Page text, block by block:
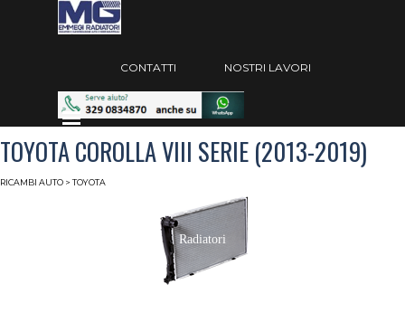
Vai ai contenuti
Salta menù
CONTATTI NOSTRI LAVORI
Salta menù
TOYOTA COROLLA VIII SERIE (2013-2019)
RICAMBI AUTO > TOYOTA
Radiatori